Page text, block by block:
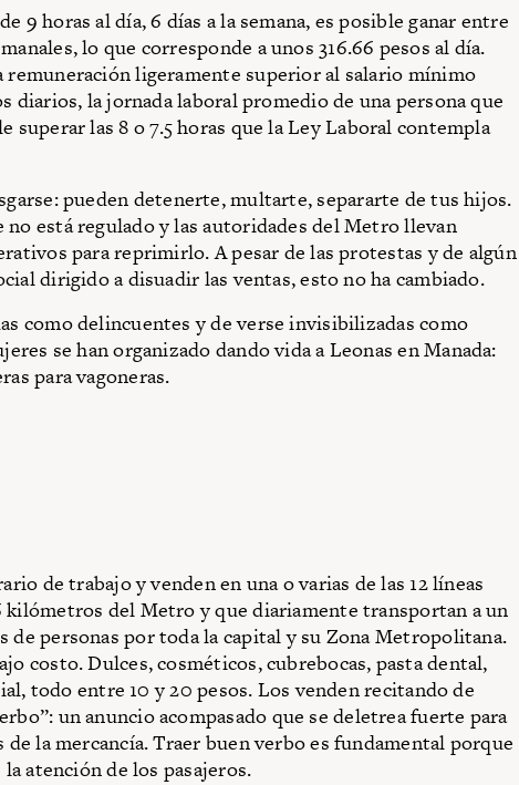
9 horas al día, 6 días a la semana, es posible ganar entre
lo que corresponde a unos 316.66 pesos al día.
remuneración ligeramente superior al salario mínimo
diarios, la jornada laboral promedio de una persona que
superar las 8 o 7.5 horas que la Ley Laboral contempla
pueden detenerte, multarte, separarte de tus hijos.
está regulado y las autoridades del Metro llevan
para reprimirlo. A pesar de las protestas y de algún
dirigido a disuadir las ventas, esto no ha cambiado.
como delincuentes y de verse invisibilizadas como
se han organizado dando vida a Leonas en Manada:
para vagoneras.
de trabajo y venden en una o varias de las 12 líneas
kilómetros del Metro y que diariamente transportan a un
de personas por toda la capital y su Zona Metropolitana.
costo. Dulces, cosméticos, cubrebocas, pasta dental,
todo entre 10 y 20 pesos. Los venden recitando de
un anuncio acompasado que se deletrea fuerte para
la mercancía. Traer buen verbo es fundamental porque
atención de los pasajeros.